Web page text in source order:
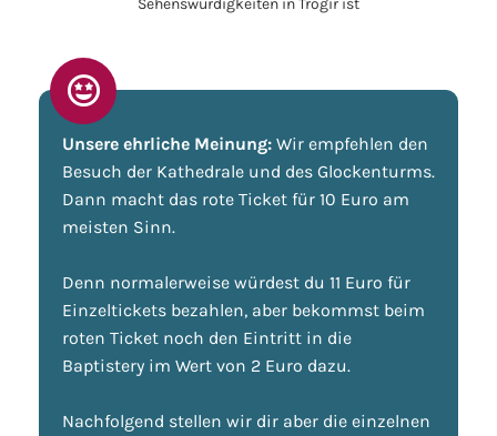
Unsere ehrliche Meinung: Wir empfehlen den
Besuch der Kathedrale und des Glockenturms.
Dann macht das rote Ticket für 10 Euro am
meisten Sinn.
Denn normalerweise würdest du 11 Euro für
Einzeltickets bezahlen, aber bekommst beim
roten Ticket noch den Eintritt in die
Baptistery im Wert von 2 Euro dazu.
Nachfolgend stellen wir dir aber die einzelnen